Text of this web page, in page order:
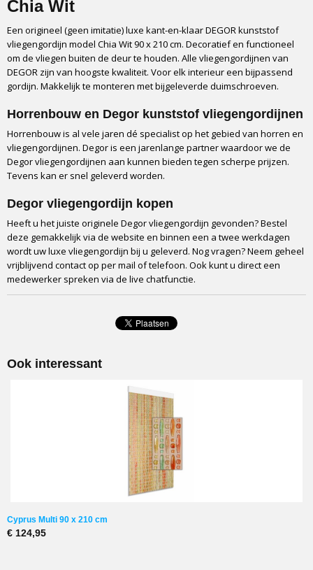
Chia Wit
Een origineel (geen imitatie) luxe kant-en-klaar DEGOR kunststof
vliegengordijn model Chia Wit 90 x 210 cm. Decoratief en functioneel
om de vliegen buiten de deur te houden. Alle vliegengordijnen van
DEGOR zijn van hoogste kwaliteit. Voor elk interieur een bijpassend
gordijn. Makkelijk te monteren met bijgeleverde duimschroeven.
Horrenbouw en Degor kunststof vliegengordijnen
Horrenbouw is al vele jaren dé specialist op het gebied van horren en
vliegengordijnen. Degor is een jarenlange partner waardoor we de
Degor vliegengordijnen aan kunnen bieden tegen scherpe prijzen.
Tevens kan er snel geleverd worden.
Degor vliegengordijn kopen
Heeft u het juiste originele Degor vliegengordijn gevonden? Bestel
deze gemakkelijk via de website en binnen een a twee werkdagen
wordt uw luxe vliegengordijn bij u geleverd. Nog vragen? Neem geheel
vrijblijvend contact op per mail of telefoon. Ook kunt u direct een
medewerker spreken via de live chatfunctie.
Ook interessant
Cyprus Multi 90 x 210 cm
€ 124,95